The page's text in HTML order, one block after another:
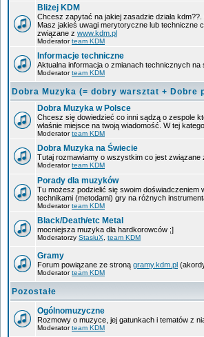
Bliżej KDM
Chcesz zapytać na jakiej zasadzie działa
Masz jakieś uwagi merytoryczne lub techniczne
związane z www.kdm.pl
Moderatorteam KDM
Informacje techniczne
Aktualna informacja o zmianach technicznych
Moderatorteam KDM
Dobra Muzyka (= dobry warsztat + Dobre
Dobra Muzyka w Polsce
Chcesz się dowiedzieć co inni sądzą o zespole
właśnie miejsce na twoją wiadomość. W tej
Moderatorteam KDM
Dobra Muzyka na Świecie
Tutaj rozmawiamy o wszystkim co jest
Moderatorteam KDM
Porady dla muzyków
Tu możesz podzielić się swoim doświadczeniem
technikami (metodami) gry na różnych
Moderatorteam KDM
Black/Death/etc Metal
mocniejsza muzyka dla hardkorowców ;]
Moderatorzy StasiuX team KDM
Gramy
Forum powiązane ze stroną gramy.kdm.pl
Moderatorteam KDM
Pozostałe
Ogólnomuzyczne
Rozmowy o muzyce, jej gatunkach i tematów z
Moderatorteam KDM